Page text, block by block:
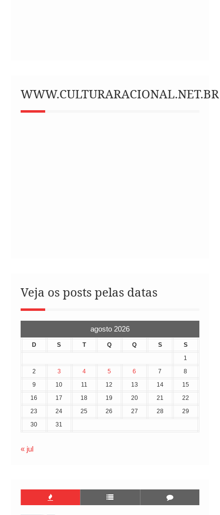
WWW.CULTURARACIONAL.NET.BR
Veja os posts pelas datas
agosto 2026
D S T Q Q S
S
1
2
3 4 5 6 7
8
9
10 11 12 13 14
15
16
17 18 19 20 21
22
23
24 25 26 27 28
29
30
31
« jul